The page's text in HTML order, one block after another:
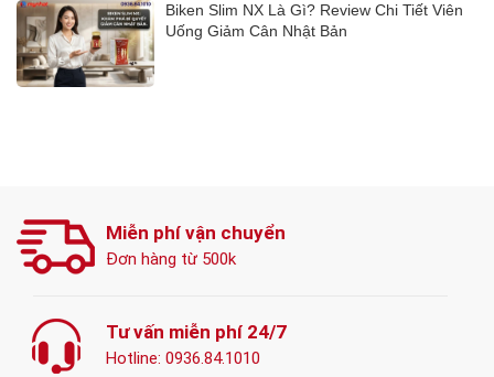
Biken Slim NX Là Gì? Review Chi Tiết Viên
Uống Giảm Cân Nhật Bản
Miễn phí vận chuyển
Đơn hàng từ 500k
Tư vấn miễn phí 24/7
Hotline: 0936.84.1010